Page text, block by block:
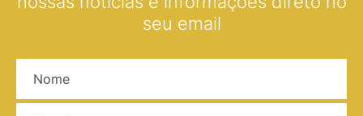
seu email